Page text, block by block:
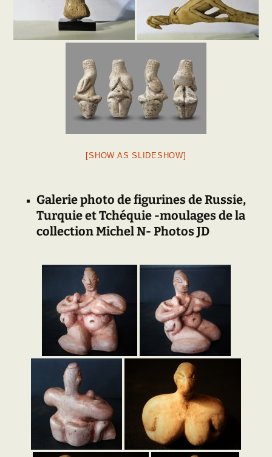
[SHOW AS SLIDESHOW]
Galerie photo de figurines de Russie,
Turquie et Tchéquie -moulages de la
collection Michel N- Photos JD